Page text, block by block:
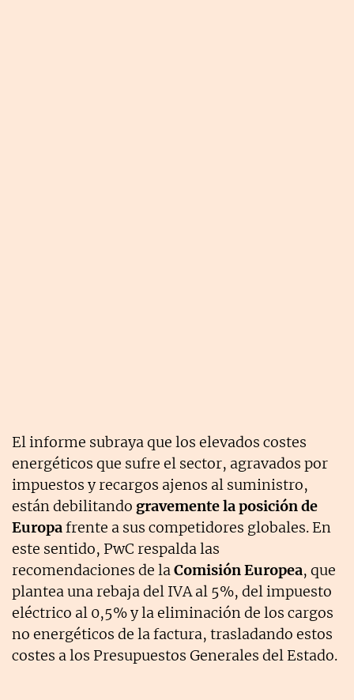
El informe subraya que los elevados costes
energéticos que sufre el sector, agravados por
impuestos y recargos ajenos al suministro,
están debilitando gravemente la posición de
Europafrente a sus competidores globales. En
este sentido, PwC respalda las
recomendaciones de laComisión Europea, que
plantea una rebaja del IVA al 5%, del impuesto
eléctrico al 0,5% y la eliminación de los cargos
no energéticos de la factura, trasladando estos
costes a los Presupuestos Generales del Estado.